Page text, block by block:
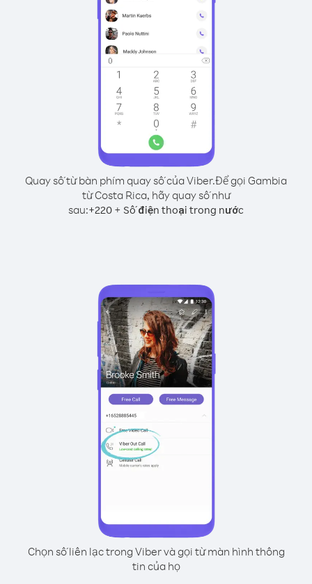
Quay số từ bàn phím quay số của Viber.Để gọi Gambia
từ Costa Rica, hãy quay số như
sau:+220 + Số điện thoại trong nước
Chọn số liên lạc trong Viber và gọi từ màn hình thông
tin của họ